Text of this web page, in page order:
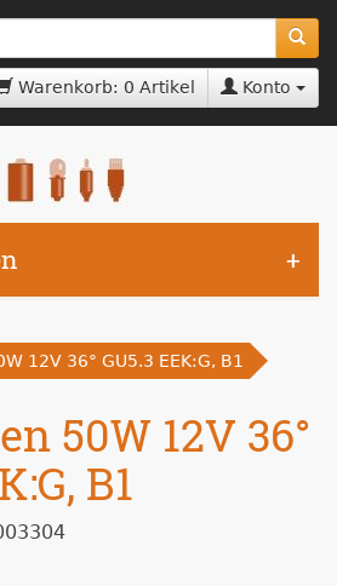
Warenkorb: 0 Artikel Konto
12V 36° GU5.3 EEK:G, B1
50W 12V 36°
B1